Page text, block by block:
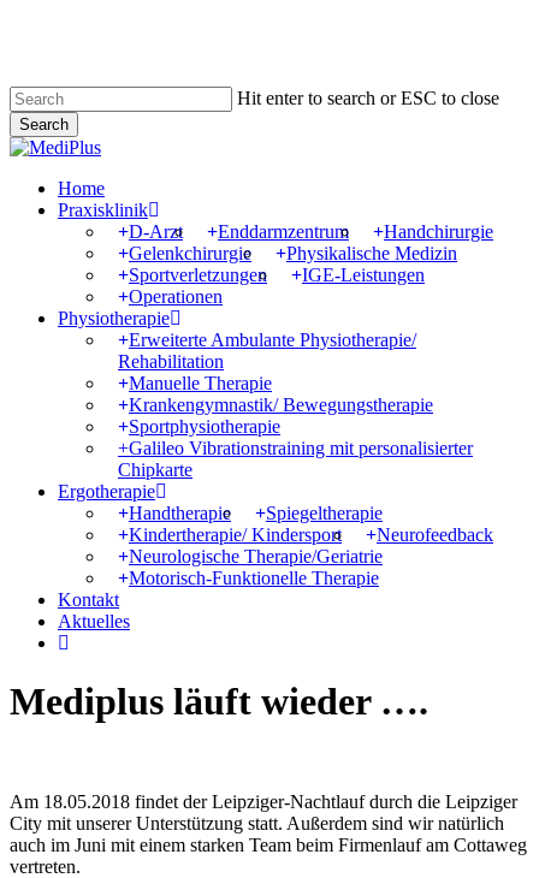
content
Hit enter to search or ESC to close
Search
Close
Menu
Home
Praxisklinik
D-Arzt
Enddarmzentrum
Handchirurgie
Gelenkchirurgie
Physikalische Medizin
Sportverletzungen
IGE-Leistungen
Operationen
Physiotherapie
Erweiterte Ambulante Physiotherapie/
Rehabilitation
Manuelle Therapie
Krankengymnastik/ Bewegungstherapie
Sportphysiotherapie
+Galileo Vibrationstraining mit personalisierter
Chipkarte
Ergotherapie
Handtherapie
Spiegeltherapie
Kindertherapie/ Kindersport
Neurofeedback
Neurologische Therapie/Geriatrie
Motorisch-Funktionelle Therapie
Kontakt
Aktuelles
instagram
Mediplus läuft wieder ….
Am 18.05.2018 findet der Leipziger-Nachtlauf durch die Leipziger
City mit unserer Unterstützung statt. Außerdem sind wir natürlich
auch im Juni mit einem starken Team beim Firmenlauf am Cottaweg
vertreten.